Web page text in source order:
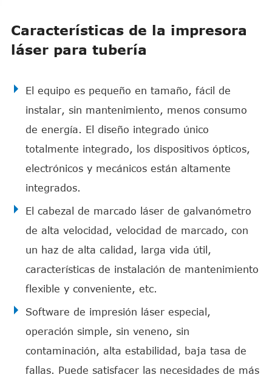
Características de la impresora
láser para tubería
El equipo es pequeño en tamaño, fácil de
instalar, sin mantenimiento, menos consumo
de energía. El diseño integrado único
totalmente integrado, los dispositivos ópticos,
electrónicos y mecánicos están altamente
integrados.
El cabezal de marcado láser de galvanómetro
de alta velocidad, velocidad de marcado, con
un haz de alta calidad, larga vida útil,
características de instalación de mantenimiento
flexible y conveniente, etc.
Software de impresión láser especial,
operación simple, sin veneno, sin
contaminación, alta estabilidad, baja tasa de
fallas. Puede satisfacer las necesidades de más